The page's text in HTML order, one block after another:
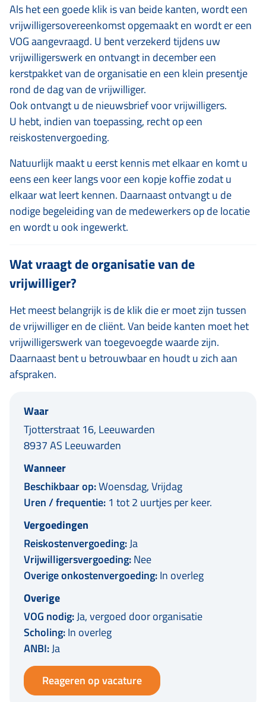
Als het een goede klik is van beide kanten, wordt een
vrijwilligersovereenkomst opgemaakt en wordt er een
VOG aangevraagd. U bent verzekerd tijdens uw
vrijwilligerswerk en ontvangt in december een
kerstpakket van de organisatie en een klein presentje
rond de dag van de vrijwilliger.
Ook ontvangt u de nieuwsbrief voor vrijwilligers.
U hebt, indien van toepassing, recht op een
reiskostenvergoeding.
Natuurlijk maakt u eerst kennis met elkaar en komt u
eens een keer langs voor een kopje koffie zodat u
elkaar wat leert kennen. Daarnaast ontvangt u de
nodige begeleiding van de medewerkers op de locatie
en wordt u ook ingewerkt.
Wat vraagt de organisatie van de
vrijwilliger?
Het meest belangrijk is de klik die er moet zijn tussen
de vrijwilliger en de cliënt. Van beide kanten moet het
vrijwilligerswerk van toegevoegde waarde zijn.
Daarnaast bent u betrouwbaar en houdt u zich aan
afspraken.
Waar
Tjotterstraat 16, Leeuwarden
8937 AS Leeuwarden
Wanneer
Beschikbaar op:Woensdag, Vrijdag
Uren / frequentie: 1 tot 2 uurtjes per keer.
Vergoedingen
Reiskostenvergoeding:Ja
Vrijwilligersvergoeding:Nee
Overige onkostenvergoeding:In overleg
Overige
VOG nodig:Ja, vergoed door organisatie
Scholing:In overleg
ANBI:Ja
Reageren op vacature